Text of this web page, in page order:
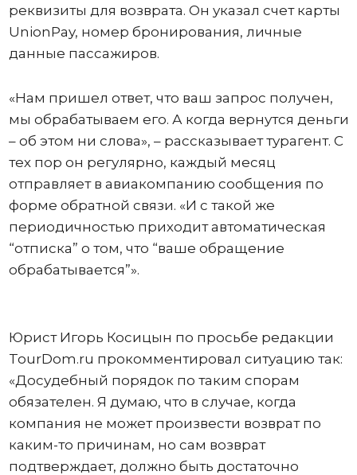
реквизиты для возврата. Он указал счет карты
UnionPay, номер бронирования, личные
данные пассажиров.
«Нам пришел ответ, что ваш запрос получен,
мы обрабатываем его. А когда вернутся деньги
– об этом ни слова», – рассказывает турагент. С
тех пор он регулярно, каждый месяц
отправляет в авиакомпанию сообщения по
форме обратной связи. «И с такой же
периодичностью приходит автоматическая
“отписка” о том, что “ваше обращение
обрабатывается”».
Юрист Игорь Косицын по просьбе редакции
TourDom.ru прокомментировал ситуацию так:
«Досудебный порядок по таким спорам
обязателен. Я думаю, что в случае, когда
компания не может произвести возврат по
каким-то причинам, но сам возврат
подтверждает, должно быть достаточно